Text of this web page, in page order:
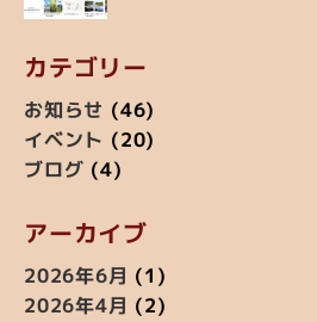
カテゴリー
お知らせ (46)
イベント (20)
ブログ (4)
アーカイブ
2026年6月 (1)
2026年4月 (2)